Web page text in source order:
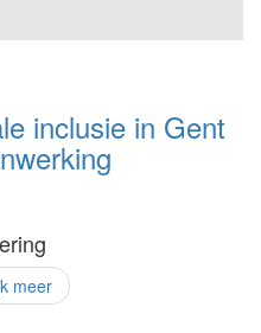
inclusie in Gent
meer